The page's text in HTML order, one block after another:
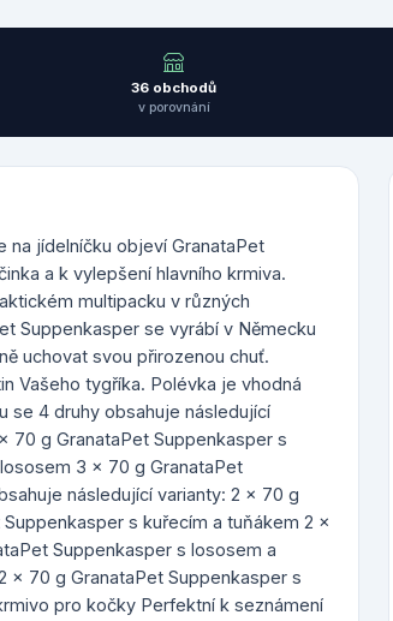
36 obchodů
v porovnání
na jídelníčku objeví GranataPet
a k vylepšení hlavního krmiva.
multipacku v různých
Suppenkasper se vyrábí v Německu
uchovat svou přirozenou chuť.
Vašeho tygříka. Polévka je vhodná
se 4 druhy obsahuje následující
70 g GranataPet Suppenkasper s
3 x 70 g GranataPet
následující varianty: 2 x 70 g
s kuřecím a tuňákem 2 x
Suppenkasper s lososem a
x 70 g GranataPet Suppenkasper s
pro kočky Perfektní k seznámení